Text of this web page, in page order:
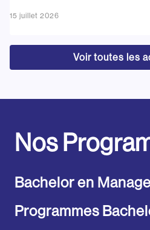
15 juillet 2026
Voir toutes les
Nos
Bachelor en
Programmes